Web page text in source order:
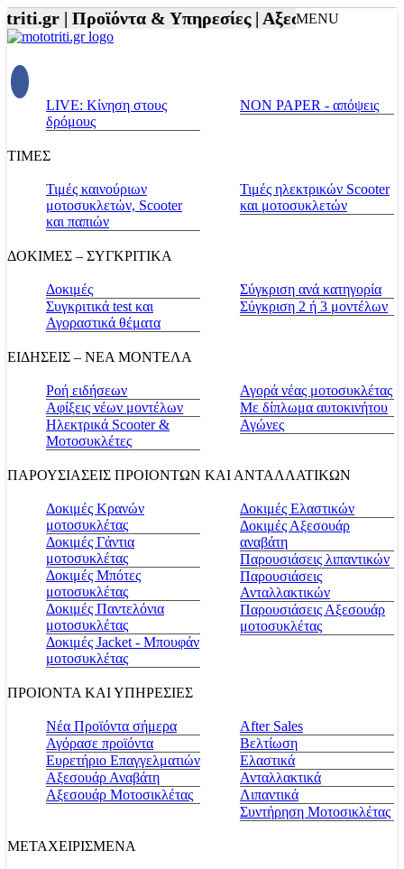
| Προϊόντα & Υπηρεσίες | Αξεσουάρ
MENU
LIVE: Κίνηση στους
δρόμους
NON PAPER - απόψεις
ΤΙΜΕΣ
Τιμές καινούριων
μοτοσυκλετών, Scooter
και παπιών
Τιμές ηλεκτρικών Scooter
και μοτοσυκλετών
ΔΟΚΙΜΕΣ – ΣΥΓΚΡΙΤΙΚΑ
Δοκιμές
Συγκριτικά test και
Αγοραστικά θέματα
Σύγκριση ανά κατηγορία
Σύγκριση 2 ή 3 μοντέλων
ΕΙΔΗΣΕΙΣ – ΝΕΑ ΜΟΝΤΕΛΑ
Ροή ειδήσεων
Αφίξεις νέων μοντέλων
Ηλεκτρικά Scooter &
Μοτοσυκλέτες
Αγορά νέας μοτοσυκλέτας
Με δίπλωμα αυτοκινήτου
Αγώνες
ΠΑΡΟΥΣΙΑΣΕΙΣ ΠΡΟΙΟΝΤΩΝ ΚΑΙ ΑΝΤΑΛΛΑΤΙΚΩΝ
Δοκιμές Κρανών
μοτοσυκλέτας
Δοκιμές Γάντια
μοτοσυκλέτας
Δοκιμές Μπότες
μοτοσυκλέτας
Δοκιμές Παντελόνια
μοτοσυκλέτας
Δοκιμές Jacket - Μπουφάν
μοτοσυκλέτας
Δοκιμές Ελαστικών
Δοκιμές Αξεσουάρ
αναβάτη
Παρουσιάσεις λιπαντικών
Παρουσιάσεις
Ανταλλακτικών
Παρουσιάσεις Αξεσουάρ
μοτοσυκλέτας
ΠΡΟΙΟΝΤΑ ΚΑΙ ΥΠΗΡΕΣΙΕΣ
Νέα Προϊόντα σήμερα
Αγόρασε προϊόντα
Ευρετήριο Επαγγελματιών
Αξεσουάρ Αναβάτη
Αξεσουάρ Μοτοσικλέτας
Αfter Sales
Βελτίωση
Ελαστικά
Ανταλλακτικά
Λιπαντικά
Συντήρηση Μοτοσικλέτας
ΜΕΤΑΧΕΙΡΙΣΜΕΝΑ